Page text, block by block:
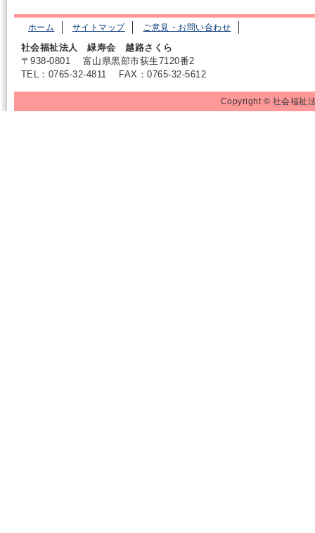
ホーム サイトマップ ご意見・お問い合わせ
社会福祉法人 緑寿会 越路さくら
〒938-0801
富山県黒部市荻生7120番2
TEL：0765-32-4811
FAX：0765-32-5612
Copyright © 社会福祉